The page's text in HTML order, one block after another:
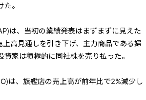
。
は、当初の業績発表はまずまずに見えた
高見通しを引き下げ、主力商品である婦
家は積極的に同社株を売り払った。
は、旗艦店の売上高が前年比で2%減少し